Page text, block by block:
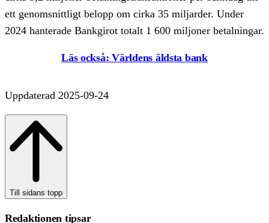
ett genom­snittligt belopp om cirka 35 miljarder. Under
2024 hanterade Bankgirot totalt 1 600 miljoner betalningar.
Läs också: Världens äldsta bank
Uppdaterad 2025-09-24
Till sidans topp
Redaktionen tipsar